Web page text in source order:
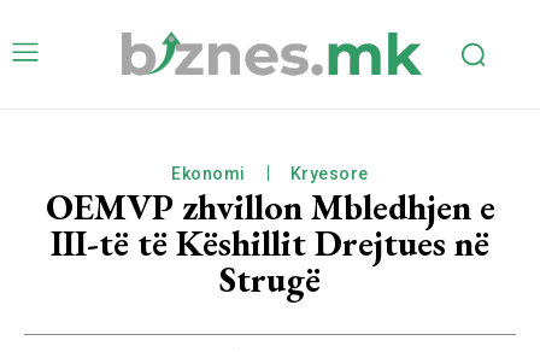
Ekonomi Kryesore
OEMVP zhvillon Mbledhjen e
III-të të Këshillit Drejtues në
Strugë